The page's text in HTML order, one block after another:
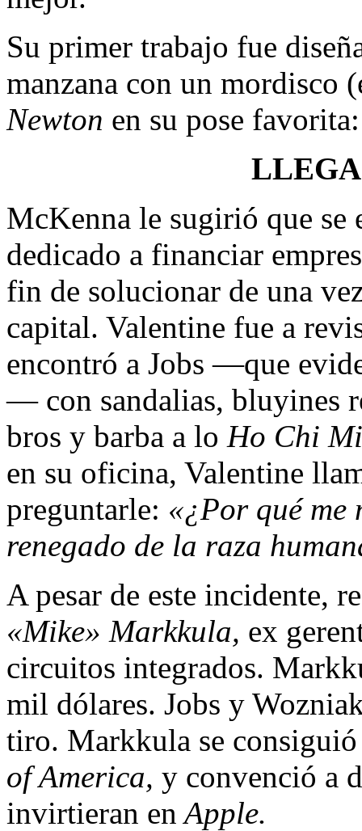
Su primer trabajo fue
manzana con un mordisco
Newton en su pose
McKenna le sugirió que se
dedicado a financiar
fin de solucionar de una
capital. Valen­tine fue a
encontró a Jobs —que
— con sandalias, bluyines
bros y barba a lo Ho Chi
en su oficina, Valentine
preguntarle: «¿Por qué me
renegado de la raza
A pesar de este incidente,
«Mike» Markkula, ex
circuitos in­tegrados.
mil dólares. Jobs y
tiro. Markkula se
of America, y convenció a
invirtieran en Apple.